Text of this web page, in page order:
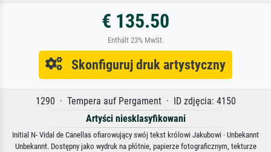
€ 135.50
Enthält 23% MwSt.
Skonfiguruj druk artystyczny
1290 · Tempera auf Pergament · ID zdjęcia: 4150
Artyści niesklasyfikowani
Initial N- Vidal de Canellas ofiarowujący swój tekst królowi Jakubowi · Unbekannt
Unbekannt. Dostępny jako wydruk na płótnie, papierze fotograficznym, tekturze